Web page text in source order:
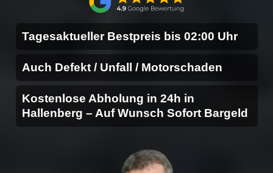
Tagesaktueller Bestpreis bis 02:00 Uhr
Auch Defekt / Unfall / Motorschaden
Kostenlose Abholung in 24h in
Hallenberg – Auf Wunsch Sofort Bargeld